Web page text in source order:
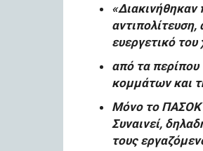
«Διακινήθηκαν
ευεργετικό
από τα περίπου
κομμάτων και
Μόνο το ΠΑΣΟΚ
Συναινεί,
τους